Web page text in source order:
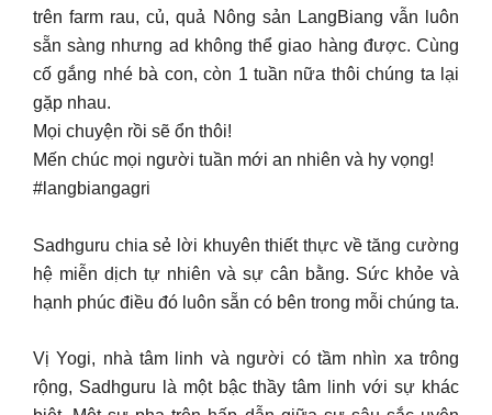
trên farm rau, củ, quả Nông sản LangBiang vẫn luôn
sẵn sàng nhưng ad không thể giao hàng được. Cùng
cố gắng nhé bà con, còn 1 tuần nữa thôi chúng ta lại
gặp nhau.
Mọi chuyện rồi sẽ ổn thôi!
Mến chúc mọi người tuần mới an nhiên và hy vọng!
#langbiangagri
Sadhguru chia sẻ lời khuyên thiết thực về tăng cường
hệ miễn dịch tự nhiên và sự cân bằng. Sức khỏe và
hạnh phúc điều đó luôn sẵn có bên trong mỗi chúng ta.
Vị Yogi, nhà tâm linh và người có tầm nhìn xa trông
rộng, Sadhguru là một bậc thầy tâm linh với sự khác